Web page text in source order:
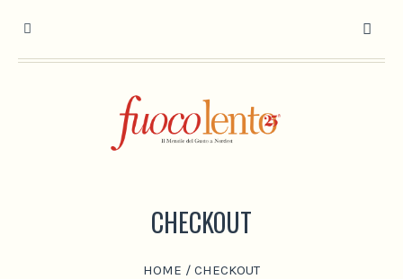
CHECKOUT
HOME / CHECKOUT